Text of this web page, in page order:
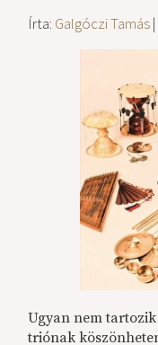
Írta: Galgóczi Tamás
Ugyan nem
triónak